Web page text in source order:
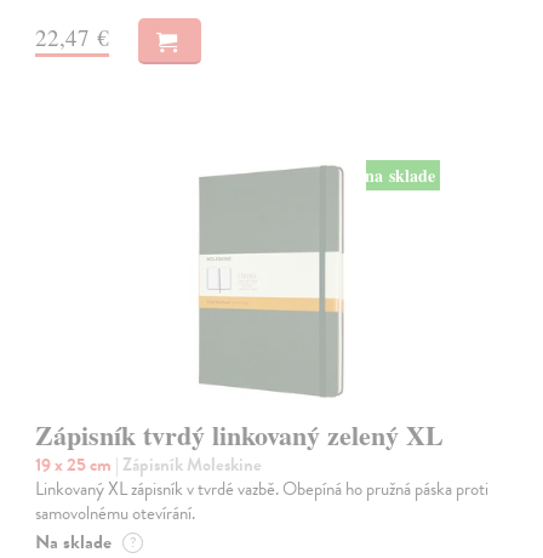
22,47 €
na sklade
Zápisník tvrdý linkovaný zelený XL
19 x 25 cm | Zápisník Moleskine
Linkovaný XL zápisník v tvrdé vazbě. Obepíná ho pružná páska proti
samovolnému otevírání.
Na sklade ?